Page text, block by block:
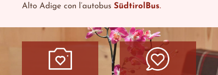
Alto Adige con l’autobus SüdtirolBus.